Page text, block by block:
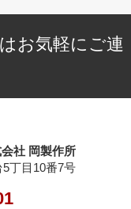
お気軽にご連
社 岡製作所
丁目10番7号